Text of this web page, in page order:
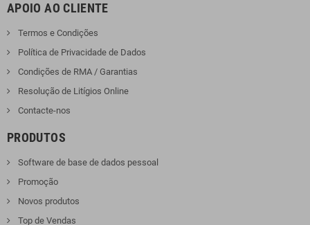
APOIO AO CLIENTE
Termos e Condições
Política de Privacidade de Dados
Condições de RMA / Garantias
Resolução de Litígios Online
Contacte-nos
PRODUTOS
Software de base de dados pessoal
Promoção
Novos produtos
Top de Vendas